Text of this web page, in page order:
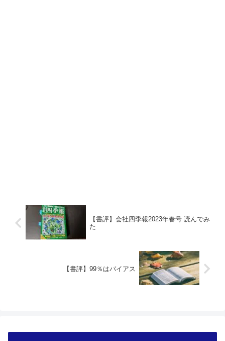
【書評】会社四季報2023年春号 読んでみ
た
【書評】99％はバイアス